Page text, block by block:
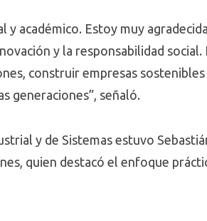
académico. Estoy muy
y la responsabilidad social.
construir empresas
generaciones”, señaló.
y de Sistemas estuvo
quien destacó el enfoque